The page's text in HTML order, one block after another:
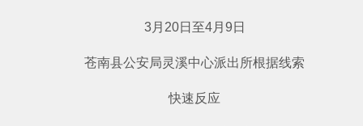
3月20日至4月9日
苍南县公安局灵溪中心派出所根据线索
快速反应